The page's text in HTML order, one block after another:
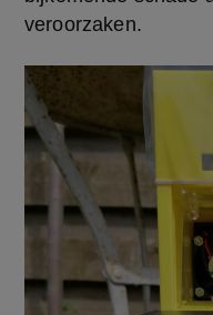
veroorzaken.